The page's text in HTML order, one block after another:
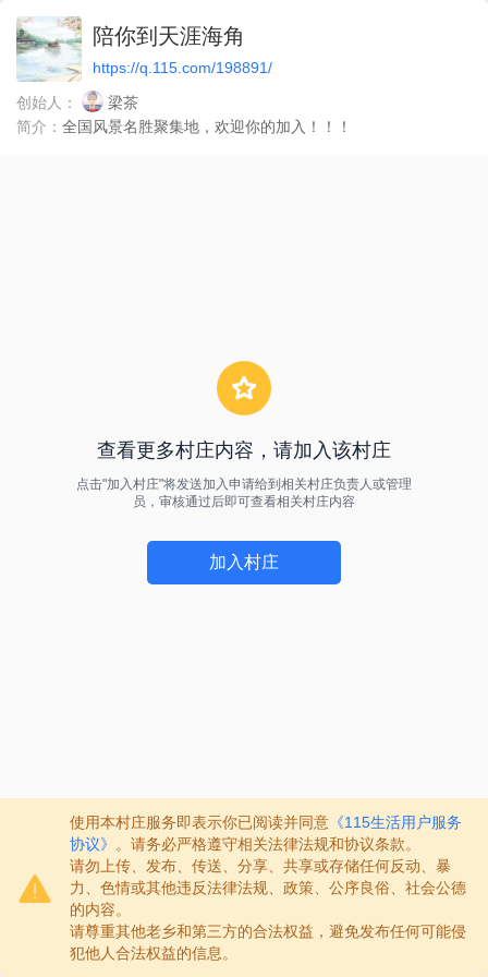
陪你到天涯海角
https://q.115.com/198891/
创始人：
梁茶
简介： 全国风景名胜聚集地，欢迎你的加入！！！
查看更多村庄内容，请加入该村庄
点击"加入村庄"将发送加入申请给到相关村庄负责人或管理
员，审核通过后即可查看相关村庄内容
加入村庄
使用本村庄服务即表示你已阅读并同意 《115生活用户服务
协议》
。请务必严格遵守相关法律法规和协议条款。
请勿上传、发布、传送、分享、共享或存储任何反动、暴
力、色情或其他违反法律法规、政策、公序良俗、社会公德
的内容。
请尊重其他老乡和第三方的合法权益，避免发布任何可能侵
犯他人合法权益的信息。